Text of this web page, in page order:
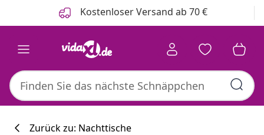
Kostenloser Versand ab 70 €
Zurück zu: Nachttische